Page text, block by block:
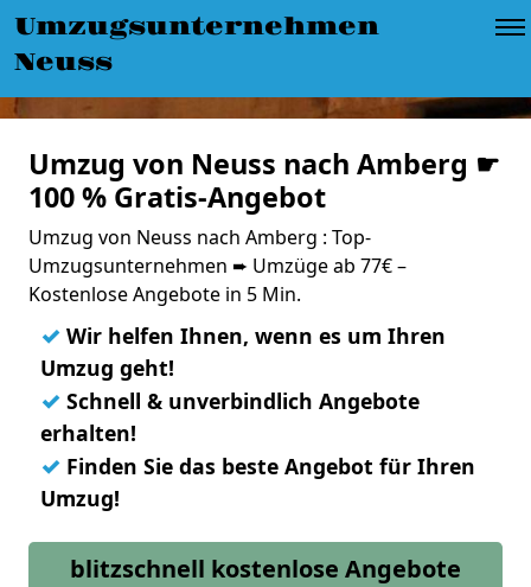
Umzugsunternehmen
Neuss
Umzug von Neuss nach Amberg ☛
100 % Gratis-Angebot
Umzug von Neuss nach Amberg : Top-
Umzugsunternehmen ➨ Umzüge ab 77€ –
Kostenlose Angebote in 5 Min.
✓ Wir helfen Ihnen, wenn es um Ihren
Umzug geht!
✓ Schnell & unverbindlich Angebote
erhalten!
✓ Finden Sie das beste Angebot für Ihren
Umzug!
blitzschnell kostenlose Angebote